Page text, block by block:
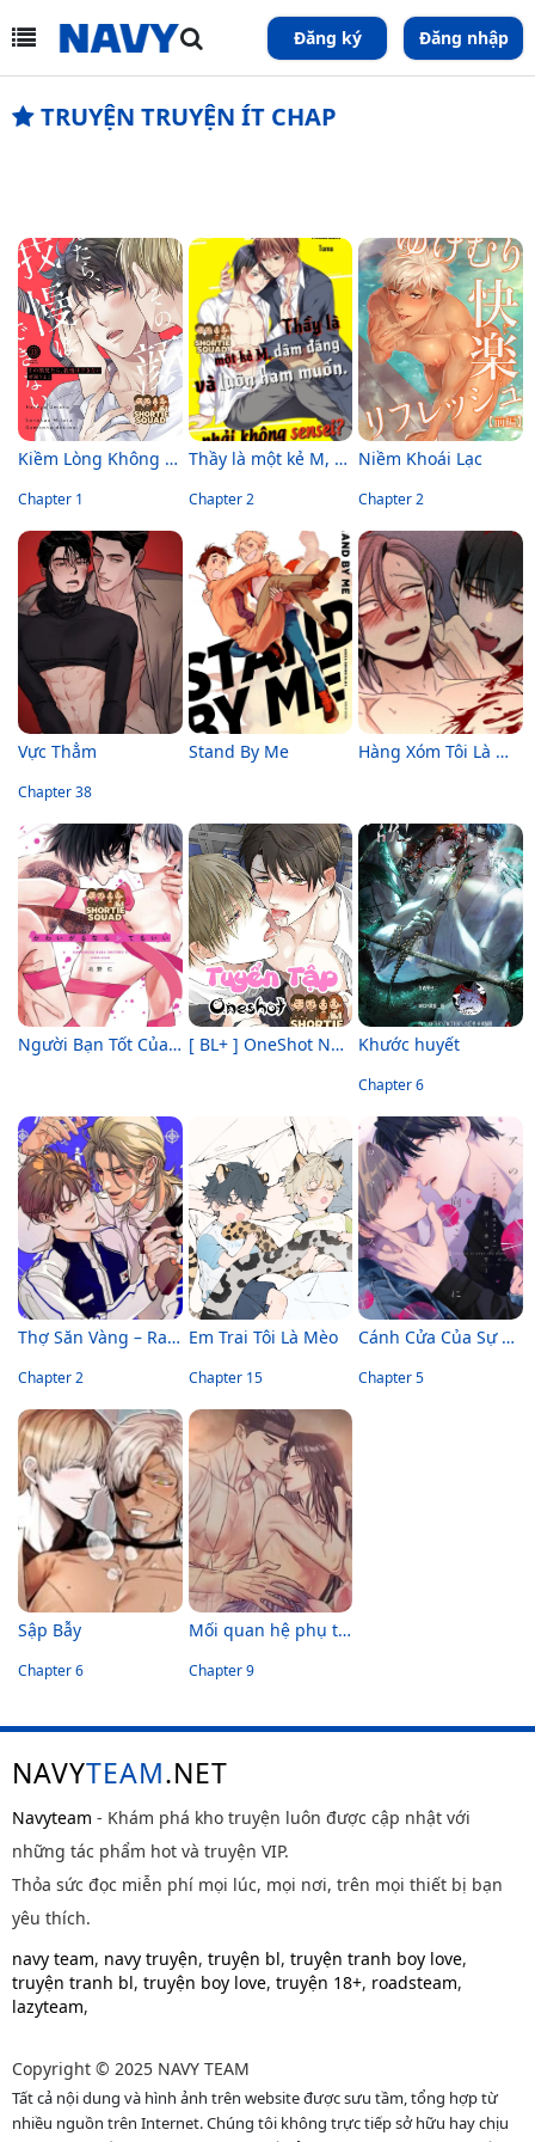
Đăng ký Đăng nhập
TRUYỆN TRUYỆN ÍT CHAP
Kiềm Lòng Không Nổi Trước Vẻ Mặt Đó Của Anh
Chapter 1
Thầy là một kẻ M, dâm đãng và luôn ham muốn, phải không sensei?
Chapter 2
Niềm Khoái Lạc
Chapter 2
Vực Thẳm
Chapter 38
Stand By Me Hàng Xóm Tôi Là Ma Cà Rồng
Người Bạn Tốt Của Anh [ BL+ ] OneShot Nhà Shortie Squad Trồng Khước huyết
Chapter 6
Thợ Săn Vàng – Ra Tay Trước Ắt Sẽ Thắng
Chapter 2
Em Trai Tôi Là Mèo
Chapter 15
Cánh Cửa Của Sự Lãng Mạn
Chapter 5
Sập Bẫy
Chapter 6
Mối quan hệ phụ thuộc!
Chapter 9
NAVYTEAM.NET
Navyteam - Khám phá kho truyện luôn được cập nhật với
những tác phẩm hot và truyện VIP.
Thỏa sức đọc miễn phí mọi lúc, mọi nơi, trên mọi thiết bị bạn
yêu thích.
navy team, navy truyện, truyện bl, truyện tranh boy love,
truyện tranh bl, truyện boy love, truyện 18+, roadsteam,
lazyteam,
Copyright © 2025 NAVY TEAM
Tất cả nội dung và hình ảnh trên website được sưu tầm, tổng hợp từ
nhiều nguồn trên Internet. Chúng tôi không trực tiếp sở hữu hay chịu